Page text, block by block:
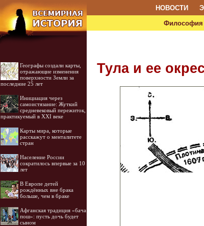
НОВОСТИ
Философия
Географы создали карты,
отражающие изменения
поверхности Земли за
последние 25 лет
Инициация через
самоистязание: Жуткий
средневековый пережиток,
практикуемый в XXI веке
Карты мира, которые
расскажут о менталитете
стран
Население России
сократилось впервые за 10
лет
В Европе детей
рождённых вне брака
больше, чем в браке
Афганская традиция «бача
пош»: пусть дочь будет
сыном
Тула и ее